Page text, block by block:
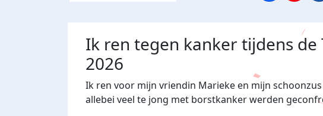
Ik ren tegen kanker tijdens de
2026
Ik ren voor mijn vriendin Marieke en mijn
allebei veel te jong met borstkanker werden